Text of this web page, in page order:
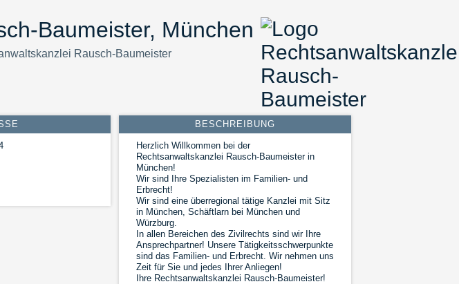
Baumeister, München
Rausch-Baumeister
BESCHREIBUNG
Herzlich Willkommen bei der
Rechtsanwaltskanzlei Rausch-Baumeister in
München!
Wir sind Ihre Spezialisten im Familien- und
Erbrecht!
Wir sind eine überregional tätige Kanzlei mit Sitz
in München, Schäftlarn bei München und
Würzburg.
In allen Bereichen des Zivilrechts sind wir Ihre
Ansprechpartner! Unsere Tätigkeitsschwerpunkte
sind das Familien- und Erbrecht. Wir nehmen uns
Zeit für Sie und jedes Ihrer Anliegen!
Ihre Rechtsanwaltskanzlei Rausch-Baumeister!